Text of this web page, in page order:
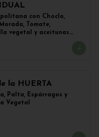
con Choclo,
Tomate,
vegetal y aceitunas
la HUERTA
Palta, Espárragos y
Vegetal